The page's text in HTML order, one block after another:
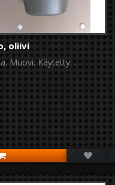
oliivi
Muovi. Käytetty. ..